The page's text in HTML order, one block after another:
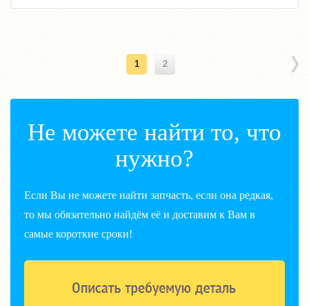
1 2
Не можете найти то, что
нужно?
Если Вы не можете найти запчасть, если она редкая,
то мы обязательно найдём её и доставим к Вам в
самые короткие сроки!